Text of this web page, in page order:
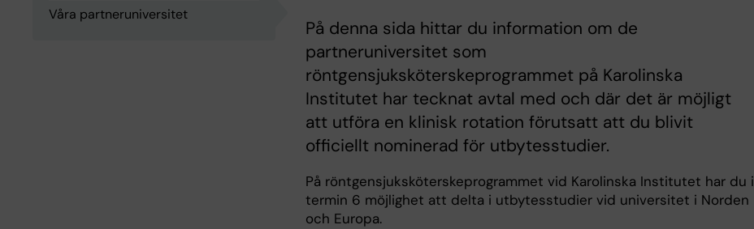
Våra partneruniversitet
På denna sida hittar du information om de
partneruniversitet som
röntgensjuksköterskeprogrammet på Karolinska
Institutet har tecknat avtal med och där det är möjligt
att utföra en klinisk rotation förutsatt att du blivit
officiellt nominerad för utbytesstudier.
På röntgensjuksköterskeprogrammet vid Karolinska Institutet har du i
termin 6 möjlighet att delta i utbytesstudier vid universitet i Norden
och Europa.